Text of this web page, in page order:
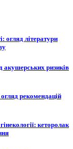
огляд літератури
акушерських ризиків
рекомендацій
кеторолак